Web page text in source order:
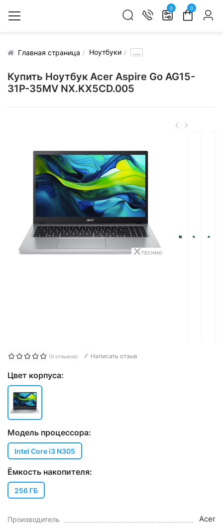
0 0
Главная страница Ноутбуки .....
Купить Ноутбук Acer Aspire Go AG15-
31P-35MV NX.KX5CD.005
(0 отзывов) Написать отзыв
Цвет корпуса:
Модель процессора:
Intel Core i3 N305
Ёмкость накопителя:
256 ГБ
Производитель Acer